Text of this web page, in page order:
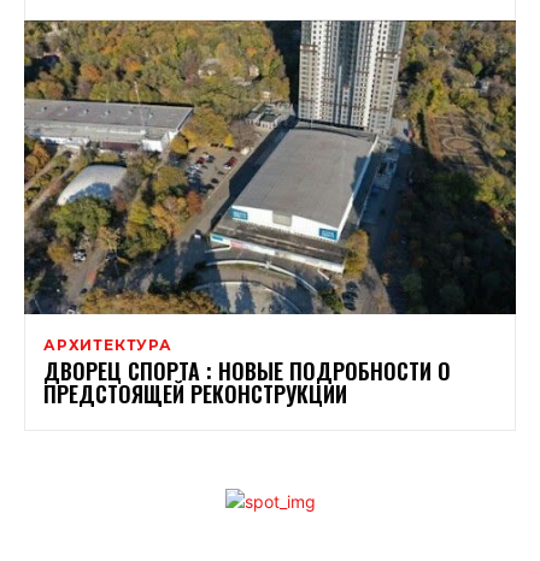
АРХИТЕКТУРА
ДВОРЕЦ СПОРТА : НОВЫЕ ПОДРОБНОСТИ О
ПРЕДСТОЯЩЕЙ РЕКОНСТРУКЦИИ